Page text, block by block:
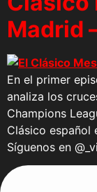
Madrid
En el primer
analiza los
Champions
Clásico español
Síguenos en